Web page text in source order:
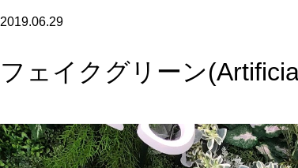
2019.06.29
フェイクグリーン